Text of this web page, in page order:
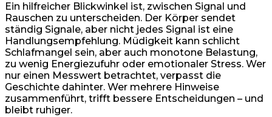
Ein hilfreicher Blickwinkel ist, zwischen Signal und
Rauschen zu unterscheiden. Der Körper sendet
ständig Signale, aber nicht jedes Signal ist eine
Handlungsempfehlung. Müdigkeit kann schlicht
Schlafmangel sein, aber auch monotone Belastung,
zu wenig Energiezufuhr oder emotionaler Stress. Wer
nur einen Messwert betrachtet, verpasst die
Geschichte dahinter. Wer mehrere Hinweise
zusammenführt, trifft bessere Entscheidungen – und
bleibt ruhiger.